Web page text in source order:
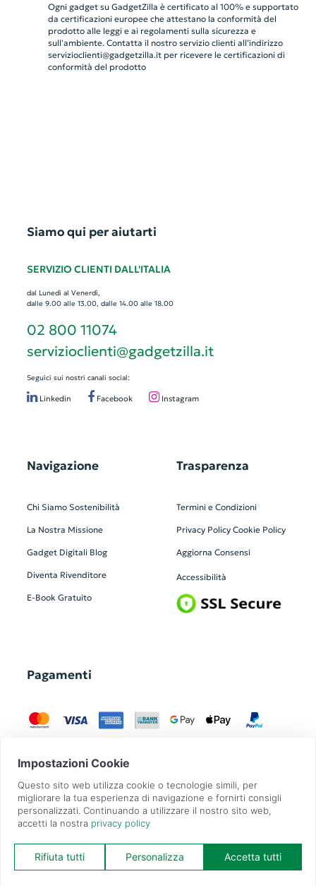
Ogni gadget su GadgetZilla è certificato al 100% e supportato
da certificazioni europee che attestano la conformità del
prodotto alle leggi e ai regolamenti sulla sicurezza e
sull'ambiente. Contatta il nostro servizio clienti all’indirizzo
servizioclienti@gadgetzilla.itper ricevere le certificazioni di
conformità del prodotto
Siamo qui per aiutarti
SERVIZIO CLIENTI DALL'ITALIA
dal Lunedì al Venerdì,
dalle 9.00 alle 13.00, dalle 14.00 alle 18.00
02 800 11074
servizioclienti@gadgetzilla.it
Seguici sui nostri canali social:
Linkedin Facebook Instagram
Navigazione
Chi Siamo Sostenibilità
La Nostra Missione
Gadget Digitali Blog
Diventa Rivenditore
E-Book Gratuito
Trasparenza
Termini e Condizioni
Privacy Policy Cookie Policy
Aggiorna Consensi
Accessibilità
Pagamenti
GadgetZilla è un Brand di Overbi S.r.l.| realizzato con Contit
| © 2026 Tutti
i diritti riservati | P.IVA: 09351560967